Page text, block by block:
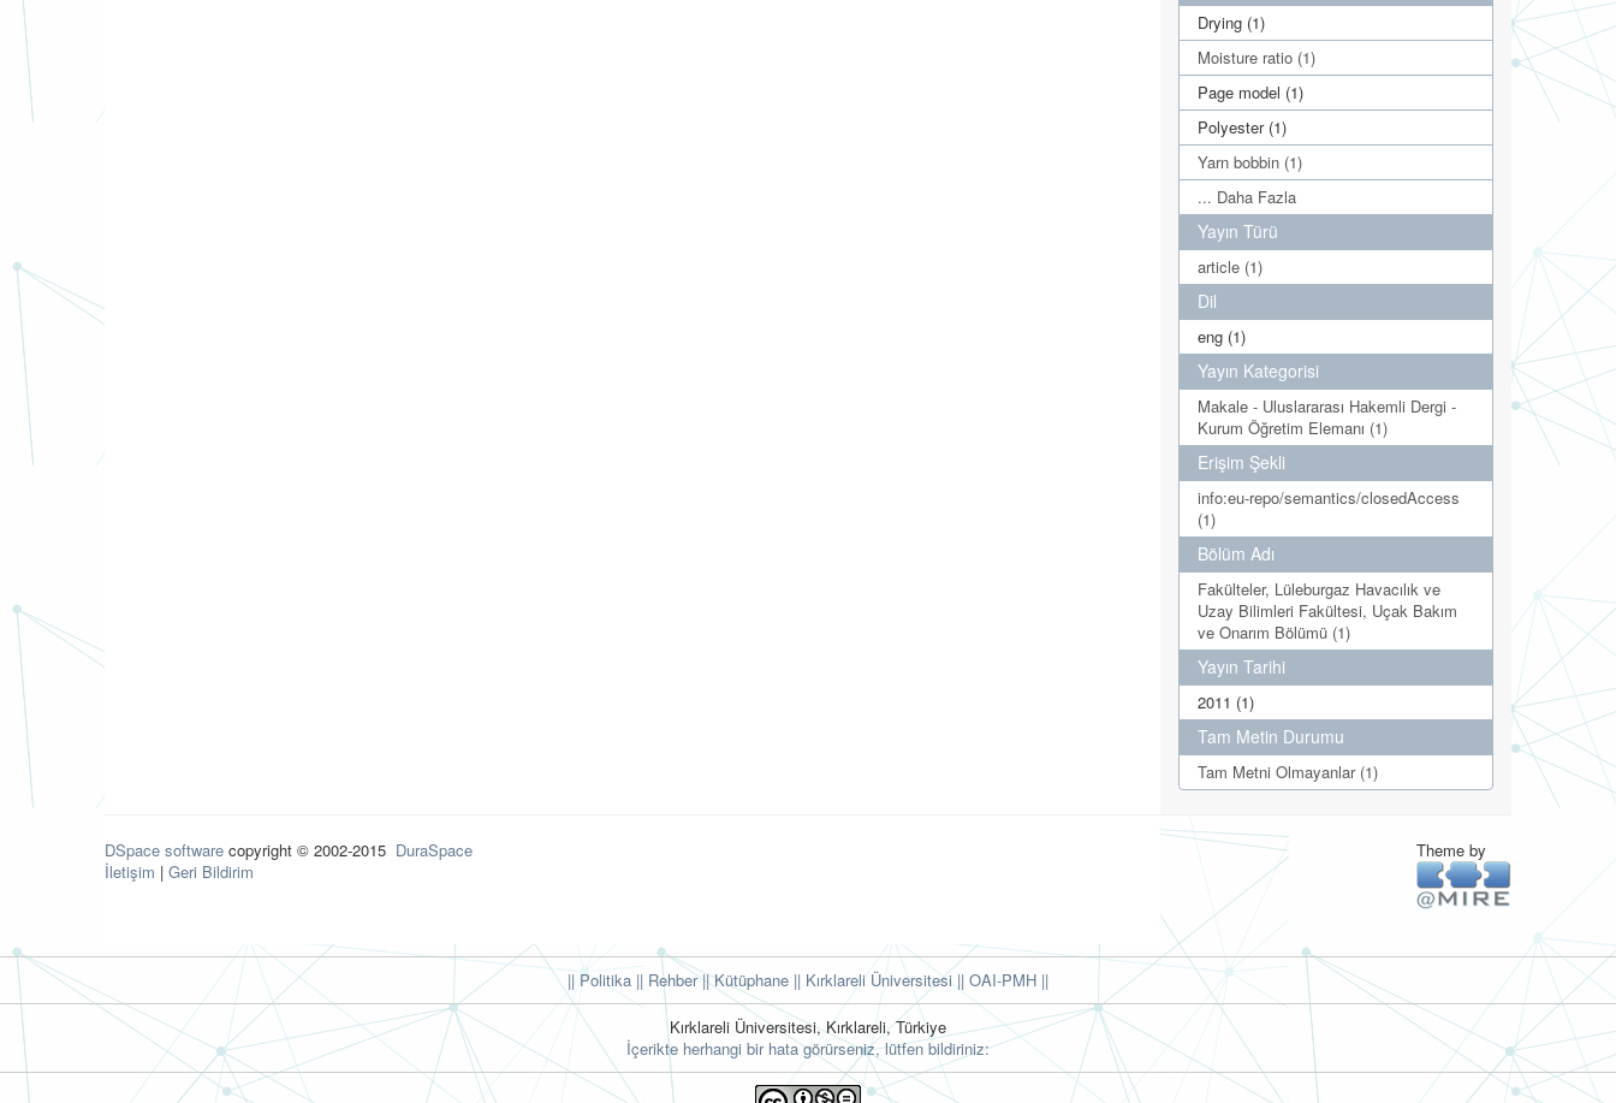
Drying (1)
Moisture ratio (1)
Page model (1)
Polyester (1)
Yarn bobbin (1)
... Daha Fazla
Yayın Türü
article (1)
Dil
eng (1)
Yayın Kategorisi
Makale - Uluslararası Hakemli Dergi -
Kurum Öğretim Elemanı (1)
Erişim Şekli
info:eu-repo/semantics/closedAccess
(1)
Bölüm Adı
Fakülteler, Lüleburgaz Havacılık ve
Uzay Bilimleri Fakültesi, Uçak Bakım
ve Onarım Bölümü (1)
Yayın Tarihi
2011 (1)
Tam Metin Durumu
Tam Metni Olmayanlar (1)
DSpace software copyright © 2002-2015 DuraSpace
İletişim | Geri Bildirim
Theme by
|| Politika || Rehber|| Kütüphane || Kırklareli Üniversitesi || OAI-PMH ||
Kırklareli Üniversitesi, Kırklareli, Türkiye
İçerikte herhangi bir hata görürseniz, lütfen bildiriniz: